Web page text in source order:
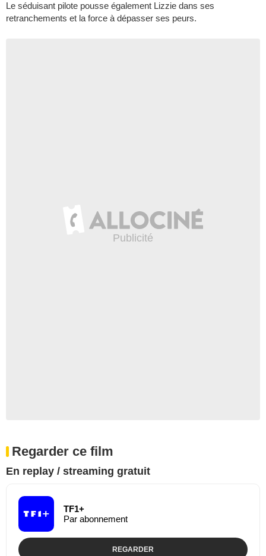
Le séduisant pilote pousse également Lizzie dans ses
retranchements et la force à dépasser ses peurs.
Regarder ce film
En replay / streaming gratuit
TF1+
Par abonnement
REGARDER